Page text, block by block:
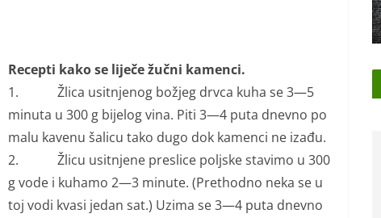
Recepti kako se liječe žučni kamenci.
1. Žlica usitnjenog božjeg drvca kuha se 3—5
minuta u 300 g bijelog vina. Piti 3—4 puta dnevno po
malu kavenu šalicu tako dugo dok kamenci ne izađu.
2. Žlicu usitnjene preslice poljske stavimo u 300
g vode i kuhamo 2—3 minute. (Prethodno neka se u
toj vodi kvasi jedan sat.) Uzima se 3—4 puta dnevno